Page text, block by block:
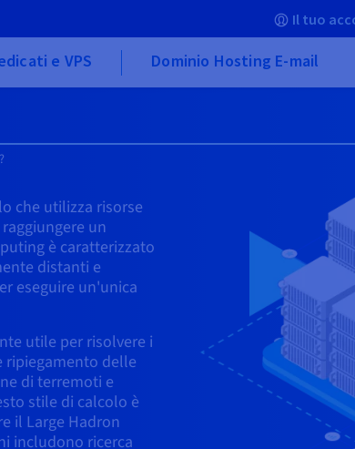
Il tuo
e VPS Dominio Hosting E-mail
che utilizza risorse
un
è caratterizzato
distanti e
eseguire un'unica
utile per risolvere i
ripiegamento delle
di terremoti e
stile di calcolo è
il Large Hadron
includono ricerca